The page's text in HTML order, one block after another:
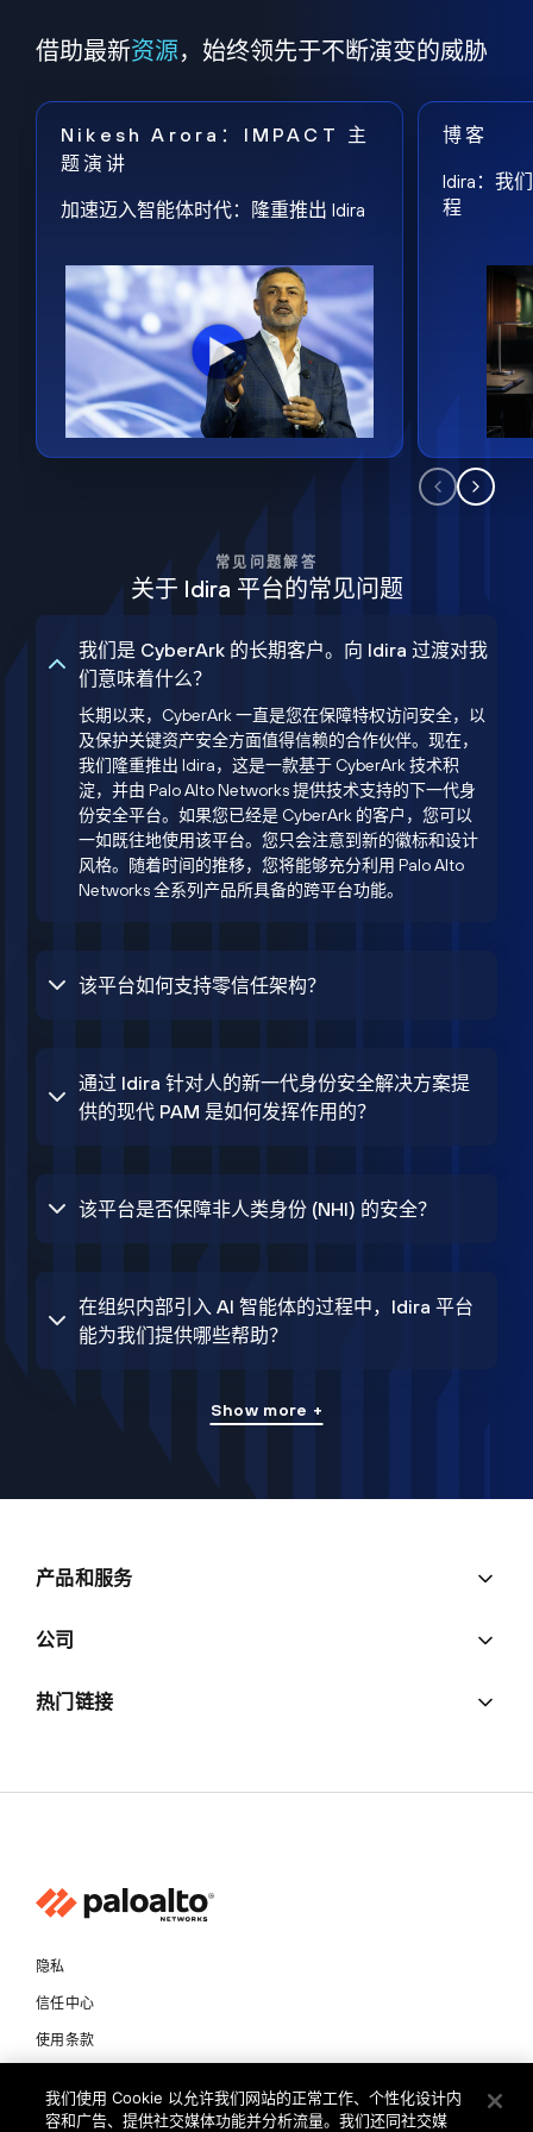
借助最新资源，始终领先于不断演变的威胁
Nikesh Arora：IMPACT 主
题演讲
加速迈入智能体时代：隆重推出 Idira
博客
Idira：我
程
常见问题解答
关于 Idira 平台的常见问题
我们是 CyberArk 的长期客户。向 Idira 过渡对我
们意味着什么？
长期以来，CyberArk 一直是您在保障特权访问安全，以
及保护关键资产安全方面值得信赖的合作伙伴。现在，
我们隆重推出 Idira，这是一款基于 CyberArk 技术积
淀，并由 Palo Alto Networks 提供技术支持的下一代身
份安全平台。如果您已经是 CyberArk 的客户，您可以
一如既往地使用该平台。您只会注意到新的徽标和设计
风格。随着时间的推移，您将能够充分利用 Palo Alto
Networks 全系列产品所具备的跨平台功能。
该平台如何支持零信任架构？
通过 Idira 针对人的新一代身份安全解决方案提
供的现代 PAM 是如何发挥作用的？
该平台是否保障非人类身份 (NHI) 的安全？
在组织内部引入 AI 智能体的过程中，Idira 平台
能为我们提供哪些帮助？
Show more +
产品和服务
公司
热门链接
隐私
信任中心
使用条款
我们使用 Cookie 以允许我们网站的正常工作、个性化设计内
容和广告、提供社交媒体功能并分析流量。我们还同社交媒